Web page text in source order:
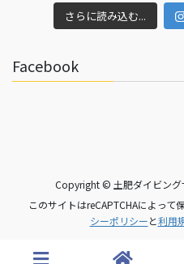
さらに読み込む...
Facebook
Copyright © 土肥ダイビング
このサイトはreCAPTCHAによっ
シーポリシーと利用